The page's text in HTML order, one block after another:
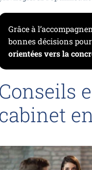
Grâce à
bonnes décisions pour
orientées vers la
Conseils